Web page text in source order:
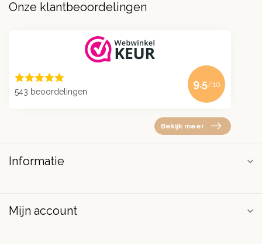
Onze klantbeoordelingen
543 beoordelingen
9.5/10
Bekijk meer
Informatie
Mijn account